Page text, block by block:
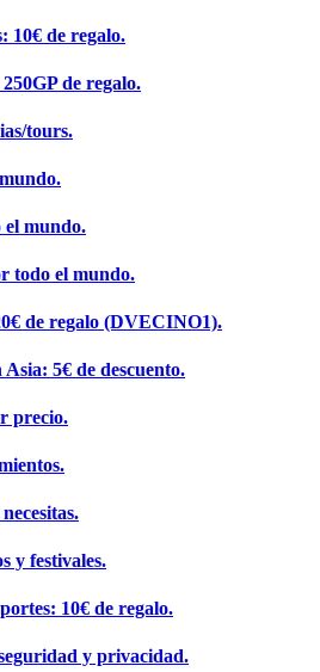
10€ de regalo.
de regalo.
tours.
el mundo.
todo el mundo.
de regalo (DVECINO1).
5€ de descuento.
precio.
y festivales.
10€ de regalo.
y privacidad.